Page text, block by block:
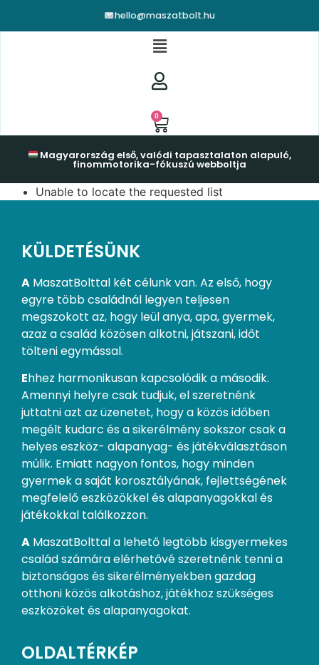
hello@maszatbolt.hu
0
Magyarország első, valódi tapasztalaton alapuló,
finommotorika-fókuszú webboltja
Unable to locate the requested list
KÜLDETÉSÜNK
A MaszatBolttal két célunk van. Az első, hogy
egyre több családnál legyen teljesen
megszokott az, hogy leül anya, apa, gyermek,
azaz a család közösen alkotni, játszani, időt
tölteni egymással.
Ehhez harmonikusan kapcsolódik a második.
Amennyi helyre csak tudjuk, el szeretnénk
juttatni azt az üzenetet, hogy a közös időben
megélt kudarc és a sikerélmény sokszor csak a
helyes eszköz- alapanyag- és játékválasztáson
múlik. Emiatt nagyon fontos, hogy minden
gyermek a saját korosztályának, fejlettségének
megfelelő eszközökkel és alapanyagokkal és
játékokkal találkozzon.
A MaszatBolttal a lehető legtöbb kisgyermekes
család számára elérhetővé szeretnénk tenni a
biztonságos és sikerélményekben gazdag
otthoni közös alkotáshoz, játékhoz szükséges
eszközöket és alapanyagokat.
OLDALTÉRKÉP